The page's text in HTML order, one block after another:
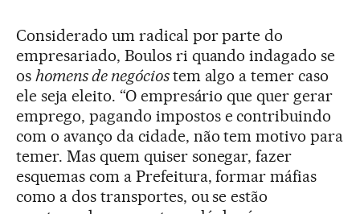
Considerado um radical por parte do
empresariado, Boulos ri quando indagado se
os homens de negóciostem algo a temer caso
ele seja eleito. “O empresário que quer gerar
emprego, pagando impostos e contribuindo
com o avanço da cidade, não tem motivo para
temer. Mas quem quiser sonegar, fazer
esquemas com a Prefeitura, formar máfias
como a dos transportes, ou se estão